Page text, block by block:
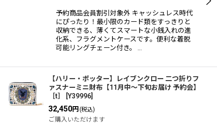
予約商品会員割引対象外 キャッシュレス時代
にぴったり！最小限のカード類をすっきりと
収納できる、薄くてスマートな小銭入れの進
化系、フラグメントケースです。便利な着脱
可能リングチェーン付き。 …
【ハリー・ポッター】レイブンクロー 二つ折りフ
ァスナーミニ財布【11月中〜下旬お届け 予約会】
［t］
Y39996
32,450円 (税込)
ご購入いただけます